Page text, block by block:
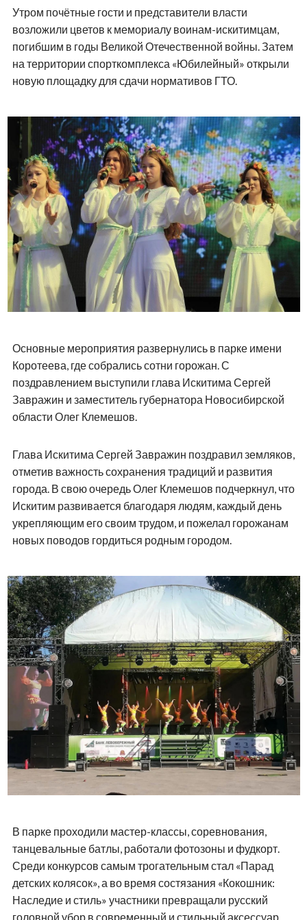
Утром почётные гости и представители власти
возложили цветов к мемориалу воинам-искитимцам,
погибшим в годы Великой Отечественной войны. Затем
на территории спорткомплекса «Юбилейный» открыли
новую площадку для сдачи нормативов ГТО.
Основные мероприятия развернулись в парке имени
Коротеева, где собрались сотни горожан. С
поздравлением выступили глава Искитима Сергей
Завражин и заместитель губернатора Новосибирской
области Олег Клемешов.
Глава Искитима Сергей Завражин поздравил земляков,
отметив важность сохранения традиций и развития
города. В свою очередь Олег Клемешов подчеркнул, что
Искитим развивается благодаря людям, каждый день
укрепляющим его своим трудом, и пожелал горожанам
новых поводов гордиться родным городом.
В парке проходили мастер-классы, соревнования,
танцевальные батлы, работали фотозоны и фудкорт.
Среди конкурсов самым трогательным стал «Парад
детских колясок», а во время состязания «Кокошник:
Наследие и стиль» участники превращали русский
головной убор в современный и стильный аксессуар.